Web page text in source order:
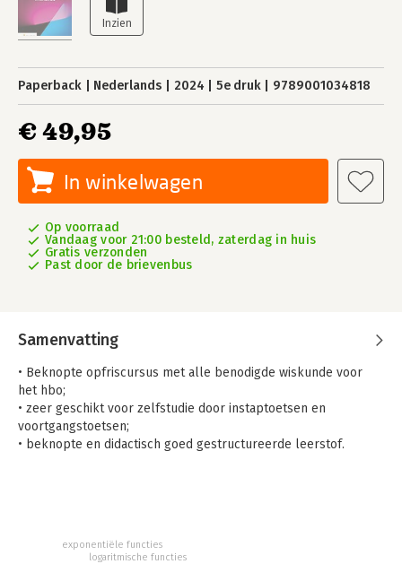
Paperback Nederlands 2024 5e druk 9789001034818
€ 49,95
In winkelwagen
Op voorraad
Vandaag voor 21:00 besteld, zaterdag in huis
Gratis verzonden
Past door de brievenbus
Samenvatting
• Beknopte opfriscursus met alle benodigde wiskunde voor
het hbo;
• zeer geschikt voor zelfstudie door instaptoetsen en
voortgangstoetsen;
• beknopte en didactisch goed gestructureerde leerstof.
kunnen volgen. De leerstof van dit boek spitst zich vooral toe
logaritmische functies
exponentiële functies